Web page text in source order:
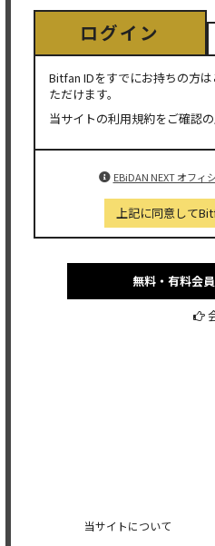
ログイン
Bitfan IDをすでにお持ちの方
ただけます。
当サイトの利用規約をご確認
EBiDAN NEXT オフィ
上記に同意して
無料・有料会
当サイトについて